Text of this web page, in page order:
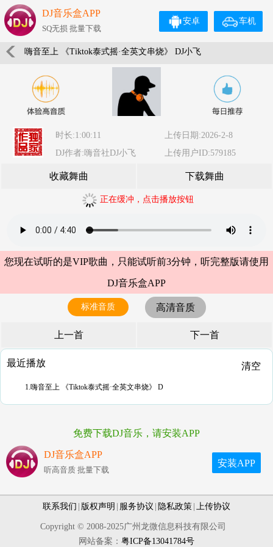
DJ音乐盒APP
SQ无损 批量下载
车机
安卓
嗨音至上 《Tiktok泰式摇·全英文串烧》 DJ小飞
时长:1:00:11
上传日期:2026-2-8
DJ作者:嗨音社DJ小飞
上传用户ID:579185
收藏舞曲 下载舞曲
正在缓冲，点击播放按钮
您现在试听的是VIP歌曲，只能试听前3分钟，听完整版请使用
DJ音乐盒APP
标准音质 高清音质
上一首 下一首
最近播放 清空
1.嗨音至上 《Tiktok泰式摇·全英文串烧》 D
免费下载DJ音乐，请安装APP
DJ音乐盒APP
听高音质 批量下载
安装APP
联系我们 版权声明 服务协议 隐私政策 上传协议
Copyright © 2008-2025广州龙微信息科技有限公司
网站备案： 粤ICP备13041784号